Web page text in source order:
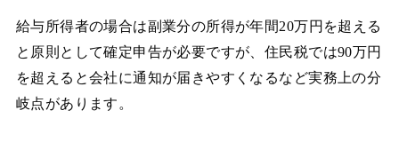
給与所得者の場合は副業分の所得が年間20万円を超える
と原則として確定申告が必要ですが、住民税では90万円
を超えると会社に通知が届きやすくなるなど実務上の分
岐点があります。